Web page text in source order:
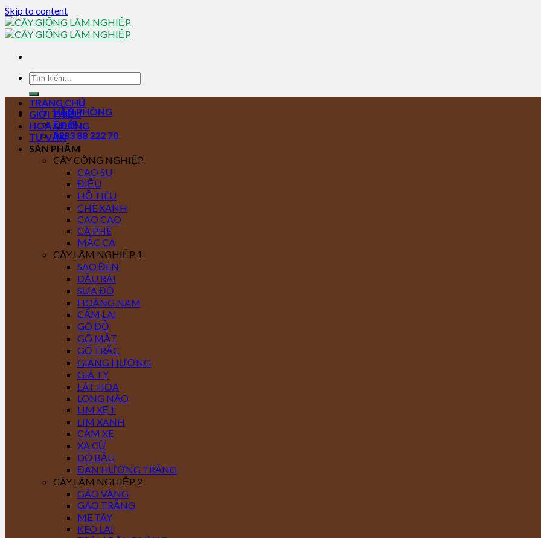
Skip to content
VĂN PHÒNG
Email
0283 88 222 70
TRANG CHỦ
GIỚI THIỆU
HOẠT ĐỘNG
TƯ VẤN
SẢN PHẨM
CÂY CÔNG NGHIỆP
CAO SU
ĐIỀU
HỒ TIÊU
CHÈ XANH
CAO CAO
CÀ PHÊ
MẮC CA
CÂY LÂM NGHIỆP 1
SAO ĐEN
DẦU RÁI
SƯA ĐỎ
HOÀNG NAM
CẨM LAI
GÕ ĐỎ
GÕ MẬT
GỖ TRẮC
GIÁNG HƯƠNG
GIÁ TỴ
LÁT HOA
LONG NÃO
LIM XẸT
LIM XANH
CĂM XE
XÀ CỪ
DÓ BẦU
ĐÀN HƯƠNG TRẮNG
CÂY LÂM NGHIỆP 2
GÁO VÀNG
GÁO TRẮNG
ME TÂY
KEO LAI